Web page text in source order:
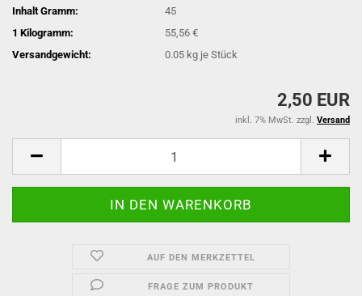
Inhalt Gramm:
45
1 Kilogramm:
55,56 €
Versandgewicht:
0.05 kg je Stück
2,50 EUR
inkl. 7% MwSt. zzgl. Versand
AUF DEN MERKZETTEL
FRAGE ZUM PRODUKT